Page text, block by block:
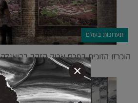
תערוכות בעולם
הוכרזו הזוכים בפרס אריה הזהב
×